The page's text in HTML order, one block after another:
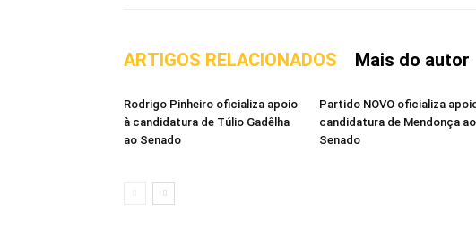
ARTIGOS RELACIONADOS Mais do autor
Rodrigo Pinheiro oficializa apoio
à candidatura de Túlio Gadêlha
ao Senado
Partido NOVO oficializa
candidatura de Mendonça ao
Senado